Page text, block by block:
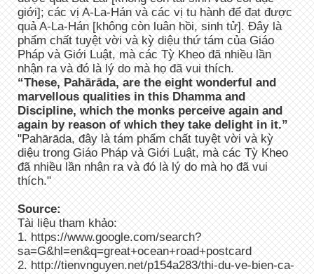
giới]; các vị A-La-Hán và các vị tu hành để đạt được
quả A-La-Hán [không còn luân hồi, sinh tử]. Đây là
phẩm chất tuyệt vời và kỳ diệu thứ tám của Giáo
Pháp và Giới Luật, mà các Tỳ Kheo đã nhiều lần
nhận ra và đó là lý do mà họ đã vui thích.
“These, Pahārāda, are the eight wonderful and
marvellous qualities in this Dhamma and
Discipline, which the monks perceive again and
again by reason of which they take delight in it.”
"Pahārāda, đây là tám phẩm chất tuyệt vời và kỳ
diệu trong Giáo Pháp và Giới Luật, mà các Tỳ Kheo
đã nhiều lần nhận ra và đó là lý do mà họ đã vui
thích."
Source:
Tài liệu tham khảo:
1. https://www.google.com/search?
sa=G&hl=en&q=great+ocean+road+postcard
2. http://tienvnguyen.net/p154a283/thi-du-ve-bien-ca-